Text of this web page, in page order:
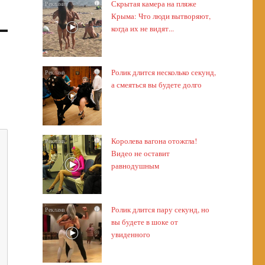
i
Скрытая камера на пляже
Крыма: Что люди вытворяют,
когда их не видят...
i
Ролик длится несколько секунд,
а смеяться вы будете долго
i
Королева вагона отожгла!
Видео не оставит
равнодушным
i
Ролик длится пару секунд, но
вы будете в шоке от
увиденного